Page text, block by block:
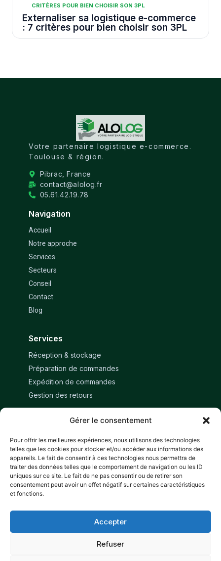
Gérer le consentement
Pour offrir les meilleures expériences, nous utilisons des technologies
telles que les cookies pour stocker et/ou accéder aux informations des
appareils. Le fait de consentir à ces technologies nous permettra de
traiter des données telles que le comportement de navigation ou les ID
uniques sur ce site. Le fait de ne pas consentir ou de retirer son
consentement peut avoir un effet négatif sur certaines caractéristiques
et fonctions.
Accepter
Refuser
CRITÈRES POUR BIEN CHOISIR SON 3PL
Externaliser sa logistique e-commerce
: 7 critères pour bien choisir son 3PL
Votre partenaire logistique e-commerce.
Toulouse & région.
Pibrac, France
contact@alolog.fr
05.61.42.19.78
Navigation
Accueil
Notre approche
Services
Secteurs
Conseil
Contact
Blog
Services
Réception & stockage
Préparation de commandes
Expédition de commandes
Gestion des retours
Restons en contact
Réserver un échange
Suivez-nous